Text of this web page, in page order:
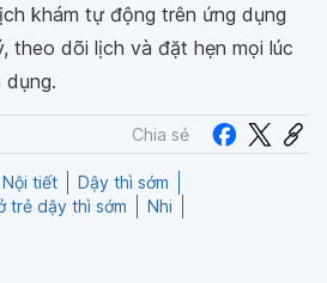
khám tự động trên ứng dụng
theo dõi lịch và đặt hẹn mọi lúc
dụng.
Chia sẻ
Nội tiết
Dậy thì sớm
trẻ dậy thì sớm
Nhi